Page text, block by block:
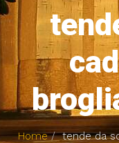
Home tende da